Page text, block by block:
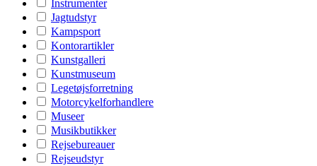
Instrumenter
Jagtudstyr
Kampsport
Kontorartikler
Kunstgalleri
Kunstmuseum
Legetøjsforretning
Motorcykelforhandlere
Museer
Musikbutikker
Rejsebureauer
Rejseudstyr